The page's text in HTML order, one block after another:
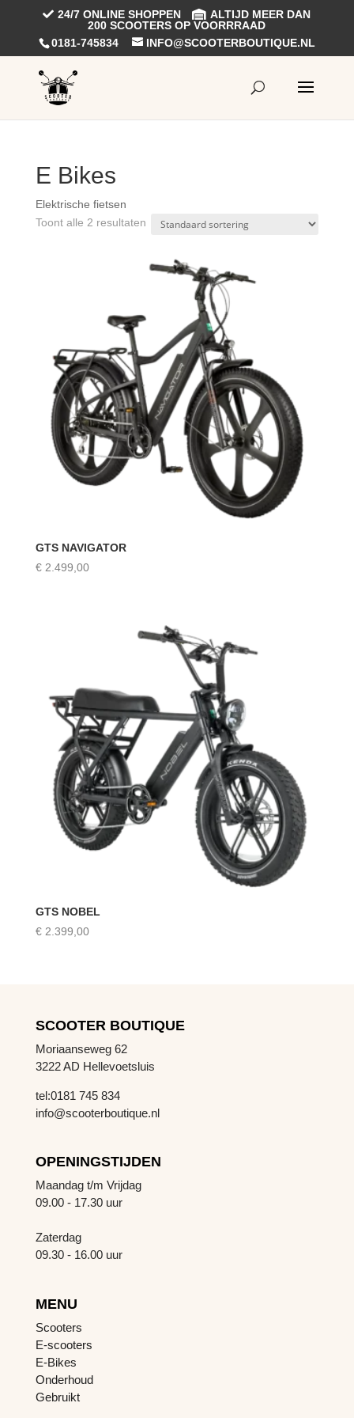
24/7 ONLINE SHOPPEN
ALTIJD MEER DAN
200 SCOOTERS OP VOORRRAAD
0181-745834
INFO@SCOOTERBOUTIQUE.NL
E Bikes
Elektrische fietsen
Toont alle 2 resultaten
GTS NAVIGATOR
€2.499,00
GTS NOBEL
€2.399,00
SCOOTER BOUTIQUE
Moriaanseweg 62
3222 AD Hellevoetsluis
tel:0181 745 834
info@scooterboutique.nl
OPENINGSTIJDEN
Maandag t/m Vrijdag
09.00 - 17.30 uur
Zaterdag
09.30 - 16.00 uur
MENU
Scooters
E-scooters
E-Bikes
Onderhoud
Gebruikt